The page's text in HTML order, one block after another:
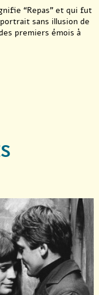
“Repas” et qui fut
sans illusion de
premiers émois à